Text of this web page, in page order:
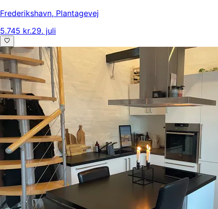
Frederikshavn, Plantagevej
5.745 kr.29. juli